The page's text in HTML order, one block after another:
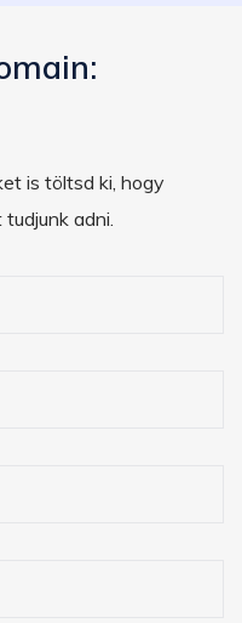
is töltsd ki, hogy
adni.